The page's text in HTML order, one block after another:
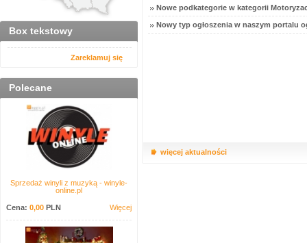
Box tekstowy
Zareklamuj się
Polecane
Sprzedaż winyli z muzyką - winyle-
online.pl
Cena: 0,00 PLN Więcej
Nowe podkategorie w kategorii
Nowy typ ogłoszenia w naszym portalu
więcej aktualności